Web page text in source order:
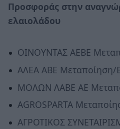
Προσφοράς στην
ελαιολάδου
ΟΙΝΟΥΝΤΑΣ ΑΕΒΕ
ΑΛΕΑ ΑΒΕ Μεταποίηση/
ΜΟΛΩΝ ΛΑΒΕ ΑΕ
AGROSPARTA
ΑΓΡΟΤΙΚΟΣ